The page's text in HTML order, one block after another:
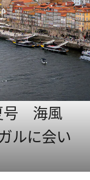
号 海風
ルに会い